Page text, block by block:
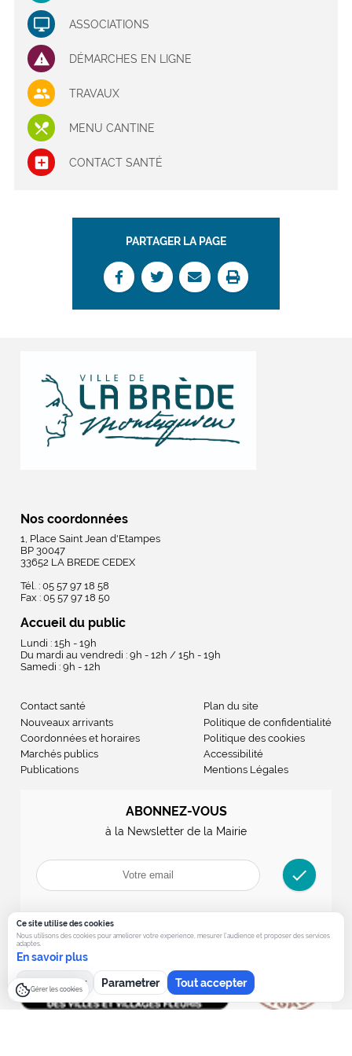
ASSOCIATIONS
DÉMARCHES EN LIGNE
TRAVAUX
MENU CANTINE
CONTACT SANTÉ
PARTAGER LA PAGE
Nos coordonnées
1, Place Saint Jean d'Etampes
BP 30047
33652 LA BREDE CEDEX
Tél. : 05 57 97 18 58
Fax : 05 57 97 18 50
Accueil du public
Lundi : 15h - 19h
Du mardi au vendredi : 9h - 12h / 15h - 19h
Samedi : 9h - 12h
Contact santé
Nouveaux arrivants
Coordonnées et horaires
Marchés publics
Publications
Plan du site
Politique de confidentialité
Politique des cookies
Accessibilité
Mentions Légales
ABONNEZ-VOUS
à la Newsletter de la Mairie
check
Ce site utilise des cookies
Nous utilisons des cookies pour ameliorer votre experience, mesurer l’audience et proposer des services
adaptes.
En savoir plus
Tout refuser Parametrer Tout accepter
Gérer les cookies